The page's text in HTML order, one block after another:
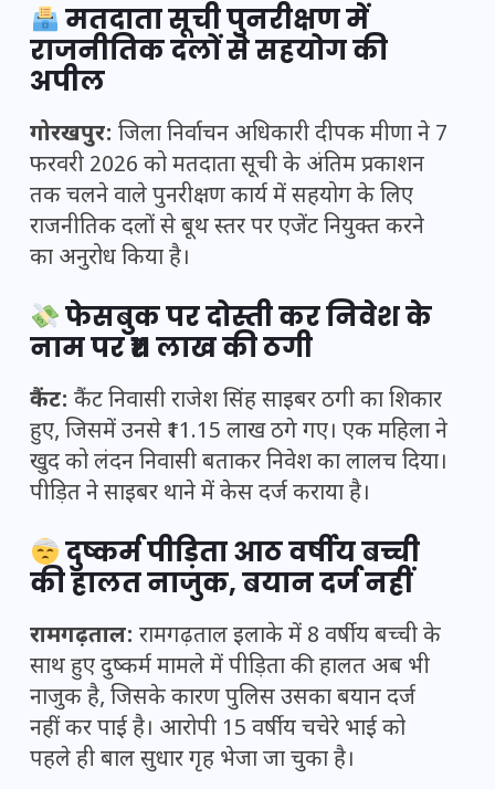
मतदाता सूची पुनरीक्षण में
राजनीतिक दलों से सहयोग की
अपील
गोरखपुर: जिला निर्वाचन अधिकारी दीपक मीणा ने 7
फरवरी 2026 को मतदाता सूची के अंतिम प्रकाशन
तक चलने वाले पुनरीक्षण कार्य में सहयोग के लिए
राजनीतिक दलों से बूथ स्तर पर एजेंट नियुक्त करने
का अनुरोध किया है।
फेसबुक पर दोस्ती कर निवेश के
नाम पर ₹11 लाख की ठगी
कैंट: कैंट निवासी राजेश सिंह साइबर ठगी का शिकार
हुए, जिसमें उनसे ₹11.15 लाख ठगे गए। एक महिला ने
खुद को लंदन निवासी बताकर निवेश का लालच दिया।
पीड़ित ने साइबर थाने में केस दर्ज कराया है।
दुष्कर्म पीड़िता आठ वर्षीय बच्ची
की हालत नाजुक, बयान दर्ज नहीं
रामगढ़ताल: रामगढ़ताल इलाके में 8 वर्षीय बच्ची के
साथ हुए दुष्कर्म मामले में पीड़िता की हालत अब भी
नाजुक है, जिसके कारण पुलिस उसका बयान दर्ज
नहीं कर पाई है। आरोपी 15 वर्षीय चचेरे भाई को
पहले ही बाल सुधार गृह भेजा जा चुका है।